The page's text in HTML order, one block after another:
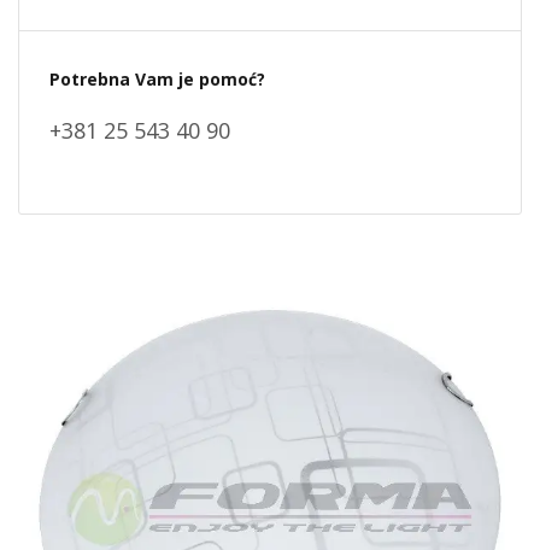
Potrebna Vam je pomoć?
+381 25 543 40 90